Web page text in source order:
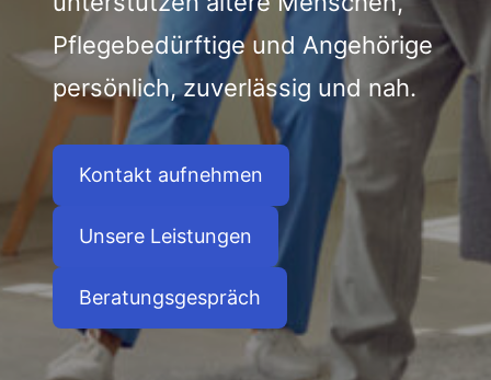
Pflegebedürftige und Angehörige
persönlich, zuverlässig und nah.
Kontakt aufnehmen
Unsere Leistungen
Beratungsgespräch